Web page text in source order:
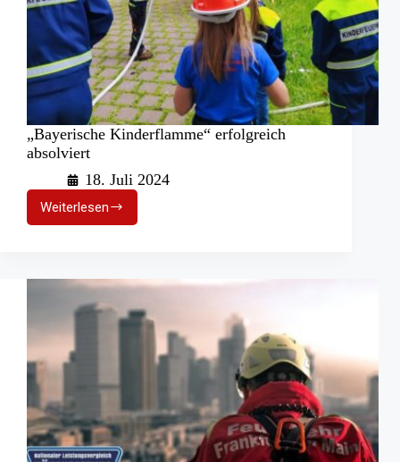
„Bayerische Kinderflamme“ erfolgreich
absolviert
18. Juli 2024
Weiterlesen„Bayerische
Kinderflamme“